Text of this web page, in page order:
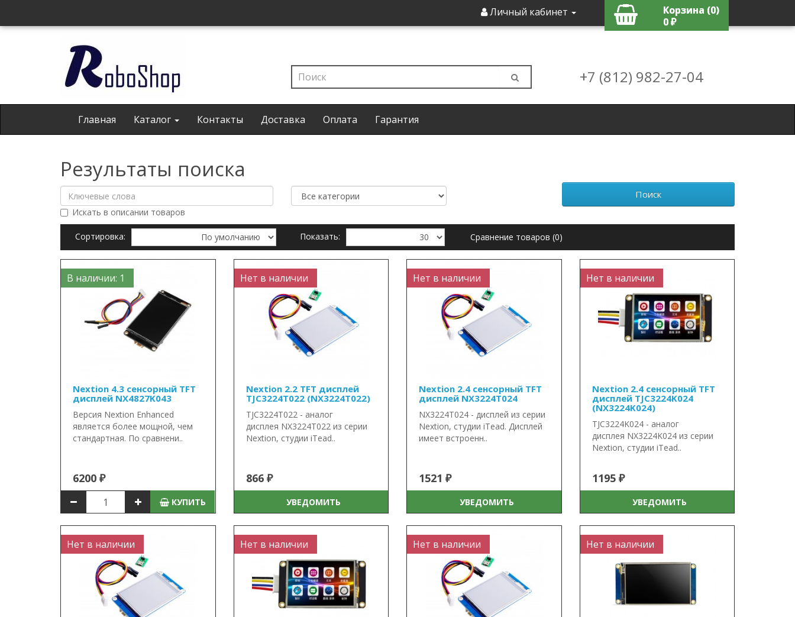
Личный кабинет
Корзина (0)
0 ₽
+7 (812) 982-27-04
Главная Каталог Контакты Доставка Оплата Гарантия
Результаты поиска
Искать в описании товаров
Сортировка: Показать: Сравнение товаров (0)
В наличии: 1
Nextion 4.3 сенсорный TFT
дисплей NX4827K043
Версия Nextion Enhanced
является более мощной, чем
стандартная. По сравнени..
6200 ₽
КУПИТЬ
Нет в наличии
Nextion 2.2 TFT дисплей
TJC3224T022 (NX3224T022)
TJC3224T022 - аналог
дисплея NX3224T022 из серии
Nextion, студии iTead..
866 ₽
УВЕДОМИТЬ
Нет в наличии
Nextion 2.4 сенсорный TFT
дисплей NX3224T024
NX3224T024 - дисплей из серии
Nextion, студии iTead. Дисплей
имеет встроенн..
1521 ₽
УВЕДОМИТЬ
Нет в наличии
Nextion 2.4 сенсорный TFT
дисплей TJC3224K024
(NX3224K024)
TJC3224K024 - аналог
дисплея NX3224K024 из серии
Nextion, студии iTead..
1195 ₽
УВЕДОМИТЬ
Нет в наличии Нет в наличии Нет в наличии Нет в наличии